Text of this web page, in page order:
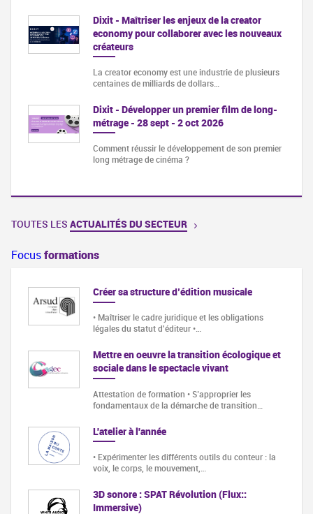
Dixit - Maîtriser les enjeux de la creator
economy pour collaborer avec les nouveaux
créateurs
La creator economy est une industrie de plusieurs
centaines de milliards de dollars…
Dixit - Développer un premier film de long-
métrage - 28 sept - 2 oct 2026
Comment réussir le développement de son premier
long métrage de cinéma ?
TOUTES LES ACTUALITÉS DU SECTEUR
Focusformations
Créer sa structure d’édition musicale
• Maîtriser le cadre juridique et les obligations
légales du statut d'éditeur •…
Mettre en oeuvre la transition écologique et
sociale dans le spectacle vivant
Attestation de formation • S’approprier les
fondamentaux de la démarche de transition…
L'atelier à l'année
• Expérimenter les différents outils du conteur : la
voix, le corps, le mouvement,…
3D sonore : SPAT Révolution (Flux::
Immersive)